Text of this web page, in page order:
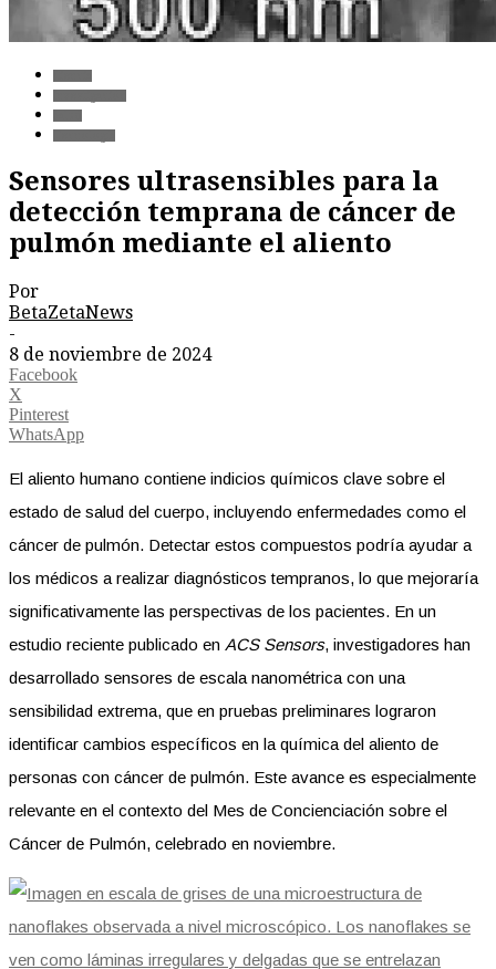
Sensores ultrasensibles para la
detección temprana de cáncer de
pulmón mediante el aliento
Por
BetaZetaNews
-
8 de noviembre de 2024
Facebook
X
Pinterest
WhatsApp
El aliento humano contiene indicios químicos clave sobre el
estado de salud del cuerpo, incluyendo enfermedades como el
cáncer de pulmón. Detectar estos compuestos podría ayudar a
los médicos a realizar diagnósticos tempranos, lo que mejoraría
significativamente las perspectivas de los pacientes. En un
estudio reciente publicado en ACS Sensors, investigadores han
desarrollado sensores de escala nanométrica con una
sensibilidad extrema, que en pruebas preliminares lograron
identificar cambios específicos en la química del aliento de
personas con cáncer de pulmón. Este avance es especialmente
relevante en el contexto del Mes de Concienciación sobre el
Cáncer de Pulmón, celebrado en noviembre.